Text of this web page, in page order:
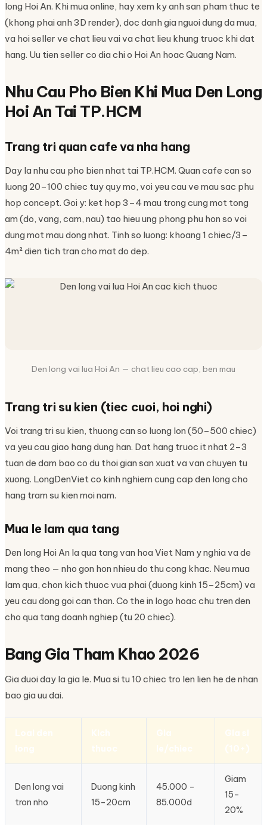
long Hoi An. Khi mua online, hay xem ky anh san pham thuc te
(khong phai anh 3D render), doc danh gia nguoi dung da mua,
va hoi seller ve chat lieu vai va chat lieu khung truoc khi dat
hang. Uu tien seller co dia chi o Hoi An hoac Quang Nam.
Nhu Cau Pho Bien Khi Mua Den Long
Hoi An Tai TP.HCM
Trang tri quan cafe va nha hang
Day la nhu cau pho bien nhat tai TP.HCM. Quan cafe can so
luong 20–100 chiec tuy quy mo, voi yeu cau ve mau sac phu
hop concept. Goi y: ket hop 3–4 mau trong cung mot tong
am (do, vang, cam, nau) tao hieu ung phong phu hon so voi
dung mot mau dong nhat. Tinh so luong: khoang 1 chiec/3–
4m² dien tich tran cho mat do dep.
Den long vai lua Hoi An — chat lieu cao cap, ben mau
Trang tri su kien (tiec cuoi, hoi nghi)
Voi trang tri su kien, thuong can so luong lon (50–500 chiec)
va yeu cau giao hang dung han. Dat hang truoc it nhat 2–3
tuan de dam bao co du thoi gian san xuat va van chuyen tu
xuong. LongDenViet co kinh nghiem cung cap den long cho
hang tram su kien moi nam.
Mua le lam qua tang
Den long Hoi An la qua tang van hoa Viet Nam y nghia va de
mang theo — nho gon hon nhieu do thu cong khac. Neu mua
lam qua, chon kich thuoc vua phai (duong kinh 15–25cm) va
yeu cau dong goi can than. Co the in logo hoac chu tren den
cho qua tang doanh nghiep (tu 20 chiec).
Bang Gia Tham Khao 2026
Gia duoi day la gia le. Mua si tu 10 chiec tro len lien he de nhan
bao gia uu dai.
Loai den
long
Kich
thuoc
Gia
le/chiec
Gia si
(10+)
Den long vai
tron nho
Duong kinh
15–20cm
45.000 –
85.000d
Giam
15–
20%